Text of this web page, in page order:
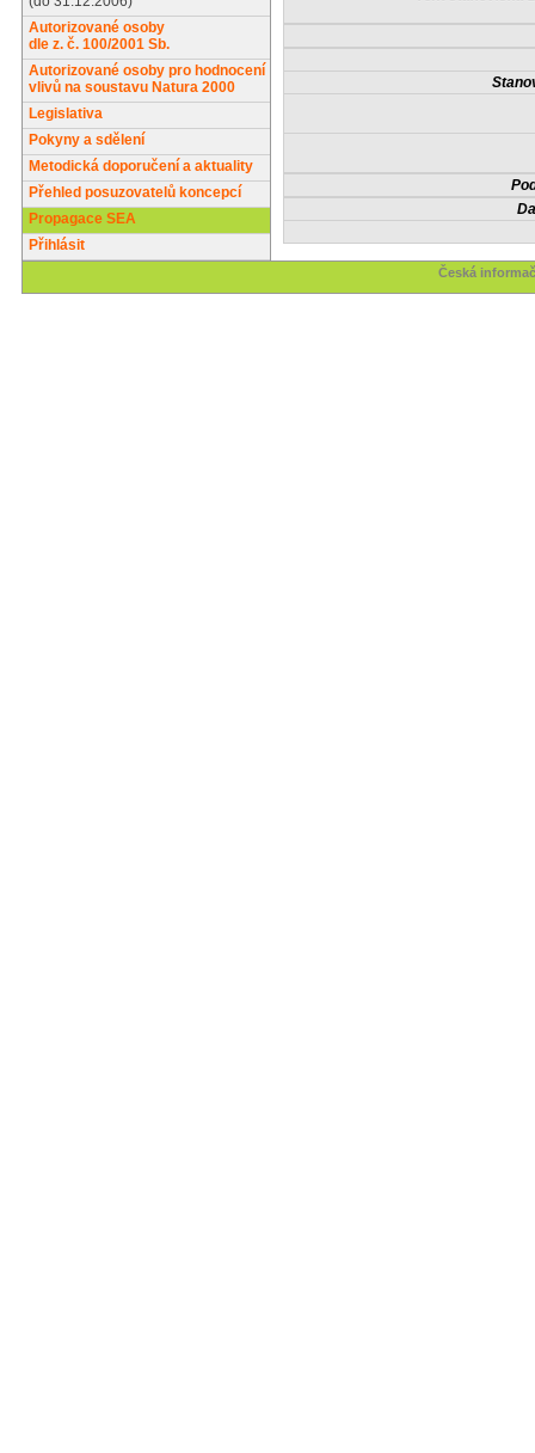
Autorizované osoby
dle z. č. 100/2001 Sb.
Autorizované osoby pro hodnocení
vlivů na soustavu Natura 2000
Legislativa
Pokyny a sdělení
Metodická doporučení a aktuality
Přehled posuzovatelů koncepcí
Propagace SEA
Přihlásit
Česká